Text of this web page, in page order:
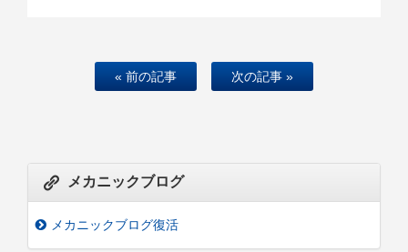
« 前の記事 次の記事 »
メカニックブログ
メカニックブログ復活